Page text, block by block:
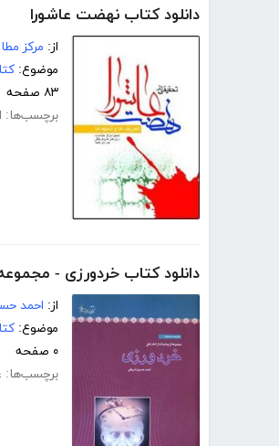
دانلود کتاب نهضت عاشورا
از: مرکز
موضوع:
۸۳ صفحه
برچسب‌ها:
دانلود کتاب خردورزی -
از: احمد
موضوع:
۰ صفحه
برچسب‌ها: